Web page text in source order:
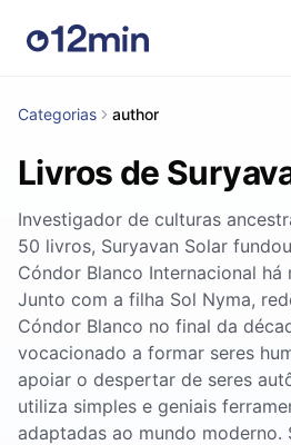
Categorias author
Livros de
Investigador de culturas
50 livros, Suryavan Solar
Cóndor Blanco Internacional há
Junto com a filha Sol Nyma,
Cóndor Blanco no final da
vocacionado a formar seres
apoiar o despertar de seres
utiliza simples e geniais
adaptadas ao mundo moderno.